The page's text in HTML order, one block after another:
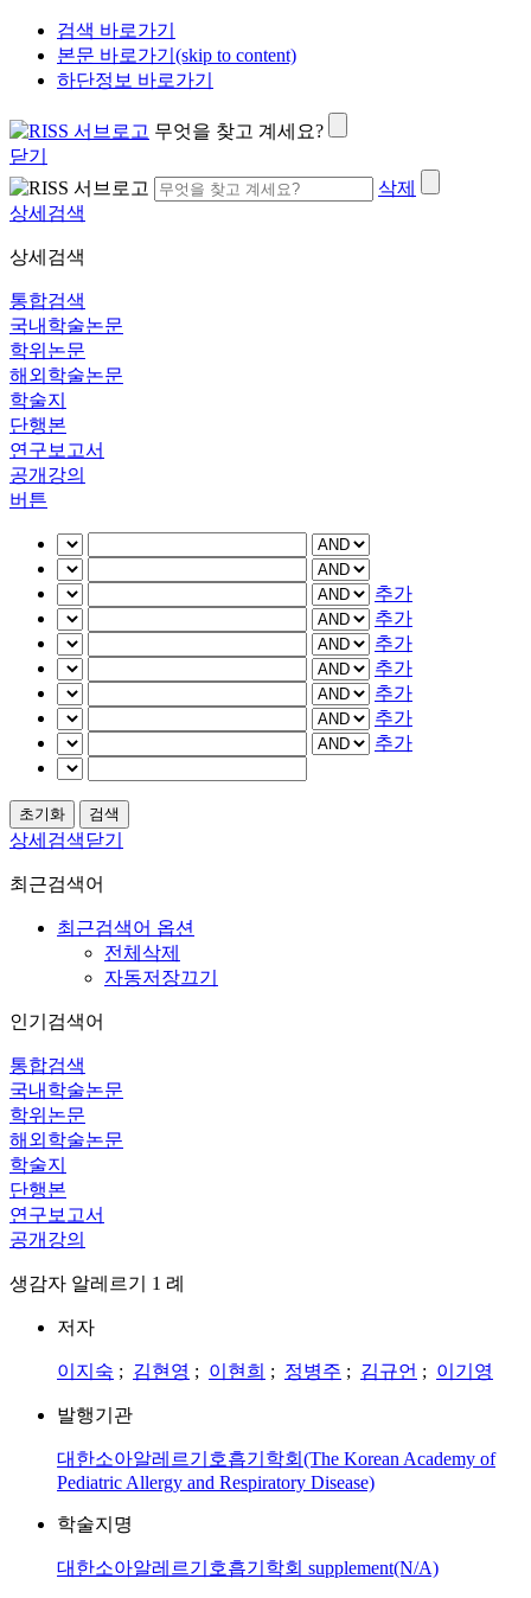
검색 바로가기
본문 바로가기(skip to content)
하단정보 바로가기
무엇을 찾고 계세요?
닫기
삭제
상세검색
상세검색
통합검색
국내학술논문
학위논문
해외학술논문
학술지
단행본
연구보고서
공개강의
버튼
추가
추가
추가
추가
추가
추가
추가
상세검색닫기
최근검색어
최근검색어 옵션
전체삭제
자동저장끄기
인기검색어
통합검색
국내학술논문
학위논문
해외학술논문
학술지
단행본
연구보고서
공개강의
생감자 알레르기 1 례
저자
이지숙 ; 김현영 ; 이현희 ; 정병주 ; 김규언 ; 이기영
발행기관
대한소아알레르기호흡기학회(The Korean Academy of
Pediatric Allergy and Respiratory Disease)
학술지명
대한소아알레르기호흡기학회 supplement(N/A)